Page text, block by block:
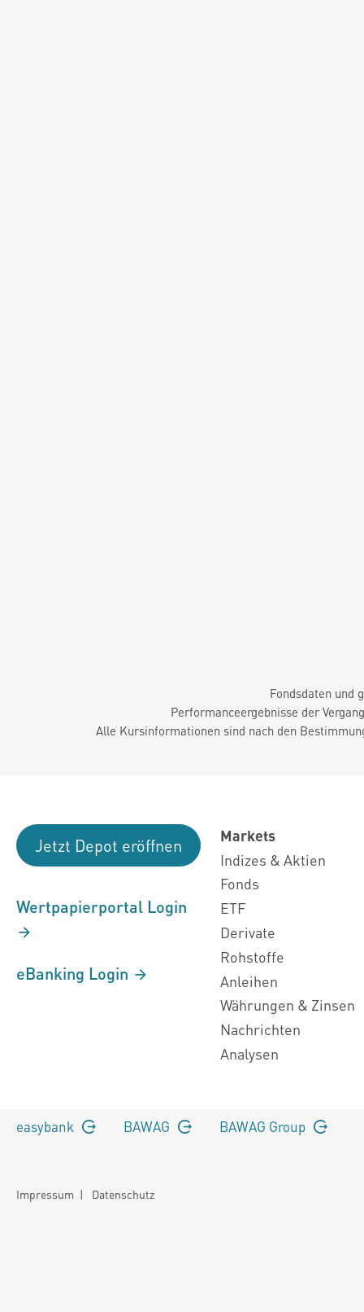
Fondsdaten und
Performanceergebnisse der
Alle Kursinformationen sind nach den
Jetzt Depot eröffnen
Wertpapierportal Login
eBanking Login
Markets
Indizes & Aktien
Fonds
ETF
Derivate
Rohstoffe
Anleihen
Währungen & Zinsen
Nachrichten
Analysen
easybank BAWAG BAWAG Group
Impressum | Datenschutz